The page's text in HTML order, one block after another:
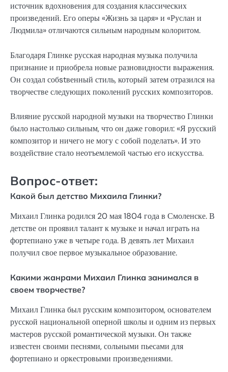
источник вдохновения для создания классических
произведений. Его оперы «Жизнь за царя» и «Руслан и
Людмила» отличаются сильным народным колоритом.
Благодаря Глинке русская народная музыка получила
признание и приобрела новые разновидности выражения.
Он создал собstвенный стиль, который затем отразился на
творчестве следующих поколений русских композиторов.
Влияние русской народной музыки на творчество Глинки
было настолько сильным, что он даже говорил: «Я русский
композитор и ничего не могу с собой поделать». И это
воздействие стало неотъемлемой частью его искусства.
Вопрос-ответ:
Какой был детство Михаила Глинки?
Михаил Глинка родился 20 мая 1804 года в Смоленске. В
детстве он проявил талант к музыке и начал играть на
фортепиано уже в четыре года. В девять лет Михаил
получил свое первое музыкальное образование.
Какими жанрами Михаил Глинка занимался в
своем творчестве?
Михаил Глинка был русским композитором, основателем
русской национальной оперной школы и одним из первых
мастеров русской романтической музыки. Он также
известен своими песнями, сольными пьесами для
фортепиано и оркестровыми произведениями.